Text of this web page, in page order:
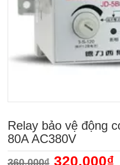
Relay bảo vệ động
80A AC380V
360.000₫ 320.000₫